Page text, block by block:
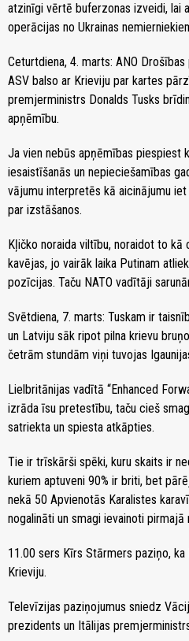
atzinīgi vērtē buferzonas izveidi, lai
operācijas no Ukrainas
Ceturtdiena, 4. marts: ANO
ASV balso ar Krieviju par kartes
premjerministrs Donalds Tusks
apņēmību.
Ja vien nebūs apņēmības piespiest
iesaistīšanās un nepieciešamības
vājumu interpretēs kā aicinājumu
par izstāšanos.
Kļičko noraida viltību, noraidot to kā
kavējas, jo vairāk laika Putinam
pozīcijas. Taču NATO vadītāji
Svētdiena, 7. marts: Tuskam ir
un Latviju sāk ripot pilna krievu
četrām stundām viņi tuvojas
Lielbritānijas vadītā “Enhanced
izrāda īsu pretestību, taču cieš
satriekta un spiesta atkāpties.
Tie ir trīskārši spēki, kuru skaits ir
kuriem aptuveni 90% ir briti, bet
nekā 50 Apvienotās Karalistes
nogalināti un smagi ievainoti
11.00 sers Kīrs Stārmers paziņo,
Krieviju.
Televīzijas paziņojumus sniedz
prezidents un Itālijas